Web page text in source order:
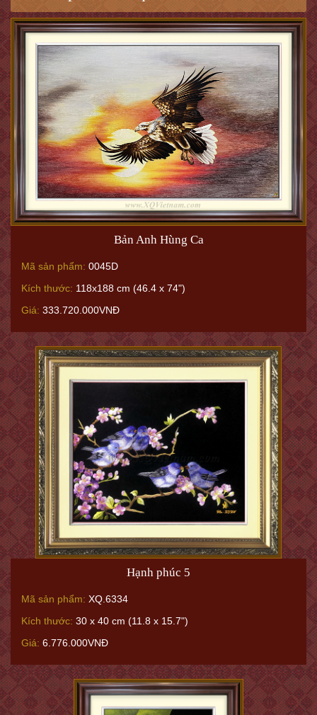
Bản Anh Hùng Ca
Mã sản phẩm: 0045D
Kích thước: 118x188 cm (46.4 x 74")
Giá: 333.720.000VNĐ
Hạnh phúc 5
Mã sản phẩm: XQ.6334
Kích thước: 30 x 40 cm (11.8 x 15.7")
Giá: 6.776.000VNĐ